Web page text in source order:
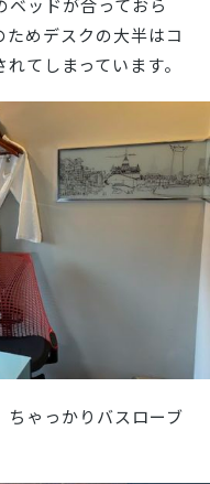
ベッドが合っておら
めデスクの大半はコ
てしまっています。
ちゃっかりバスローブ